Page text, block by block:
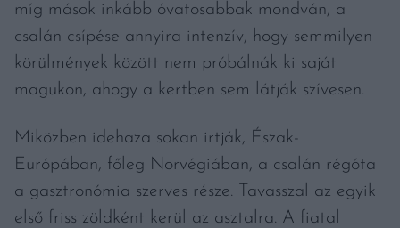
míg mások inkább óvatosabbak mondván, a
csalán csípése annyira intenzív, hogy semmilyen
körülmények között nem próbálnák ki saját
magukon, ahogy a kertben sem látják szívesen.
Miközben idehaza sokan irtják, Észak-
Európában, főleg Norvégiában, a csalán régóta
a gasztronómia szerves része. Tavasszal az egyik
első friss zöldként kerül az asztalra. A fiatal